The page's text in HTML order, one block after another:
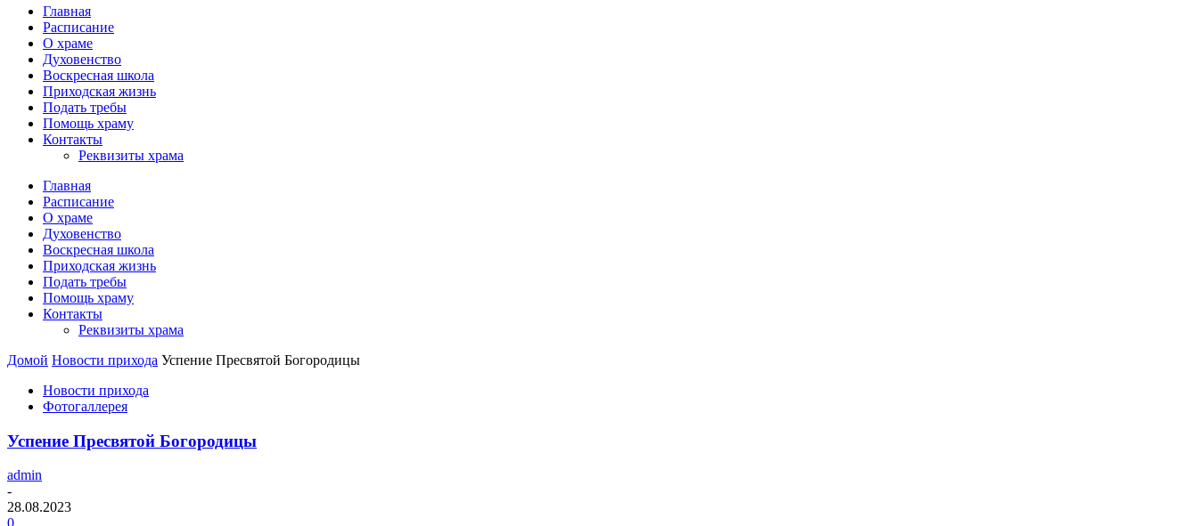
Главная
Расписание
О храме
Духовенство
Воскресная школа
Приходская жизнь
Подать требы
Помощь храму
Контакты
Реквизиты храма
Главная
Расписание
О храме
Духовенство
Воскресная школа
Приходская жизнь
Подать требы
Помощь храму
Контакты
Реквизиты храма
Домой Новости прихода Успение Пресвятой Богородицы
Новости прихода
Фотогаллерея
Успение Пресвятой Богородицы
admin
-
28.08.2023